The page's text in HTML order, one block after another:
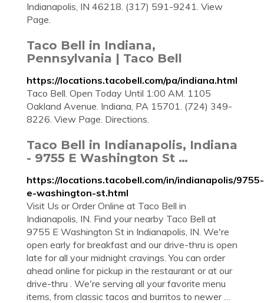
Indianapolis, IN 46218. (317) 591-9241. View
Page.
Taco Bell in Indiana,
Pennsylvania | Taco Bell
https://locations.tacobell.com/pa/indiana.html
Taco Bell. Open Today Until 1:00 AM. 1105
Oakland Avenue. Indiana, PA 15701. (724) 349-
8226. View Page. Directions.
Taco Bell in Indianapolis, Indiana
- 9755 E Washington St …
https://locations.tacobell.com/in/indianapolis/9755-
e-washington-st.html
Visit Us or Order Online at Taco Bell in
Indianapolis, IN. Find your nearby Taco Bell at
9755 E Washington St in Indianapolis, IN. We're
open early for breakfast and our drive-thru is open
late for all your midnight cravings. You can order
ahead online for pickup in the restaurant or at our
drive-thru . We're serving all your favorite menu
items, from classic tacos and burritos to newer …